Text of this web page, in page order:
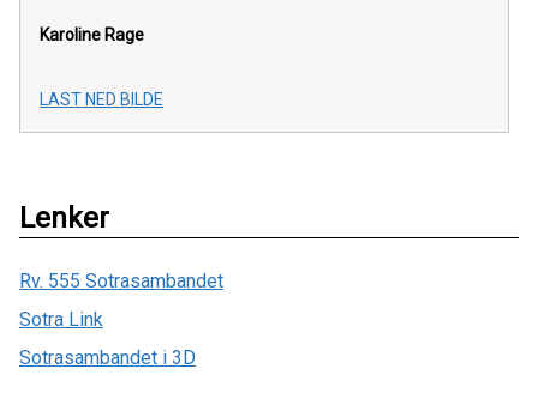
Karoline Rage
LAST NED BILDE
Lenker
Rv. 555 Sotrasambandet
Sotra Link
Sotrasambandet i 3D